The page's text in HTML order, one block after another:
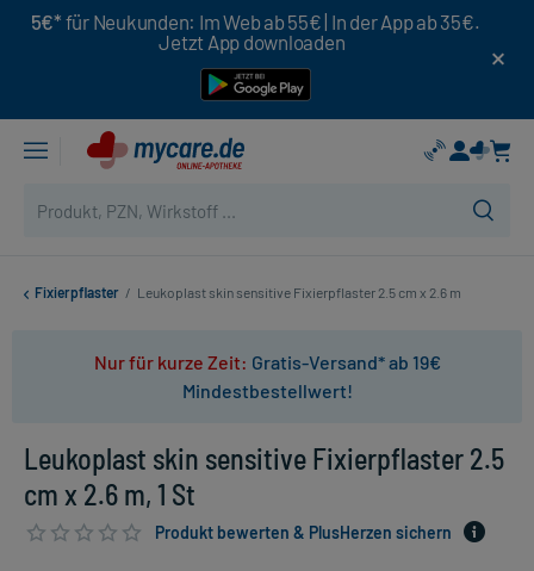
5€* für Neukunden: Im Web ab 55€ | In der App ab 35€.
Jetzt App downloaden
Fixierpflaster / Leukoplast skin sensitive Fixierpflaster 2.5 cm x 2.6 m
Nur für kurze Zeit: Gratis-Versand* ab 19€
Mindestbestellwert!
Leukoplast skin sensitive Fixierpflaster 2.5
cm x 2.6 m, 1 St
Produkt bewerten & PlusHerzen sichern